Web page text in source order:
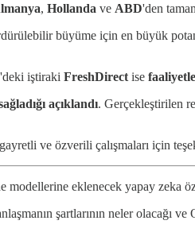
, Hollanda ve ABD'den
büyüme için en büyük
iştiraki FreshDirect ise
açıklandı. Gerçekleştirilen
ve özverili çalışmaları için
modellerine eklenecek yapay zeka
şartlarının neler olacağı